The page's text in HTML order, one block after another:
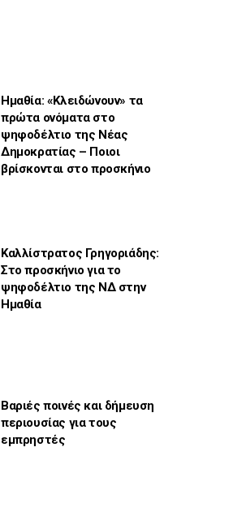
Ημαθία: «Κλειδώνουν» τα
πρώτα ονόματα στο
ψηφοδέλτιο της Νέας
Δημοκρατίας – Ποιοι
βρίσκονται στο προσκήνιο
Καλλίστρατος Γρηγοριάδης:
Στο προσκήνιο για το
ψηφοδέλτιο της ΝΔ στην
Ημαθία
Βαριές ποινές και δήμευση
περιουσίας για τους
εμπρηστές